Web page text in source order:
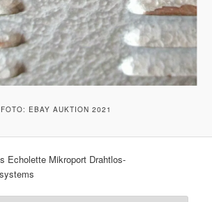
FOTO: EBAY AUKTION 2021
Echolette Mikroport Drahtlos-